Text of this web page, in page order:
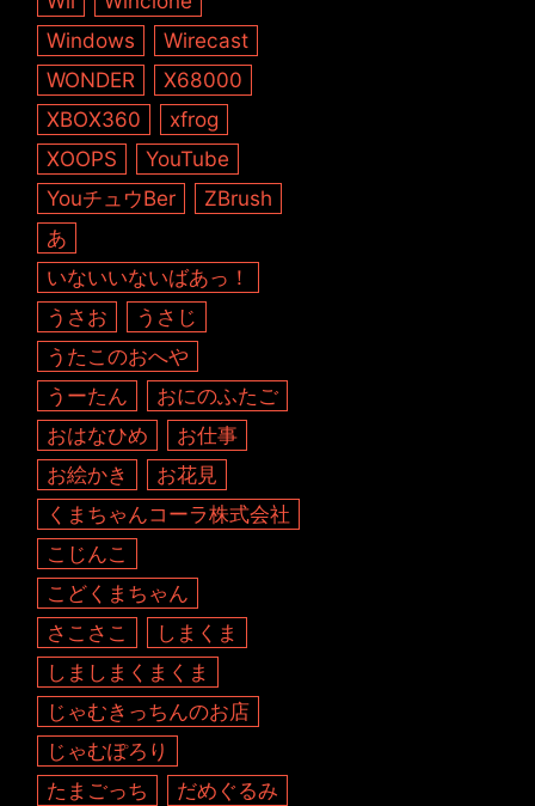
Windows
Wirecast
WONDER
X68000
XBOX360
xfrog
XOOPS
YouTube
YouチュウBer
ZBrush
あ
いないいないばあっ！
うさお
うさじ
うたこのおへや
うーたん
おにのふたご
おはなひめ
お仕事
お絵かき
お花見
くまちゃんコーラ株式会社
こじんこ
こどくまちゃん
さこさこ
しまくま
しましまくまくま
じゃむきっちんのお店
じゃむぽろり
たまごっち
だめぐるみ